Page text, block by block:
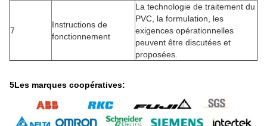
7
Instructions de
fonctionnement
La technologie de traitement du
PVC, la formulation, les
exigences opérationnelles
peuvent être discutées et
proposées.
5Les marques coopératives: